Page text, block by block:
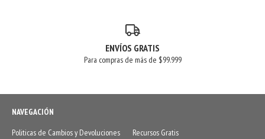
ENVÍOS GRATIS
Para compras de más de $99.999
NAVEGACIÓN
Politicas de Cambios y Devoluciones
Recursos Gratis